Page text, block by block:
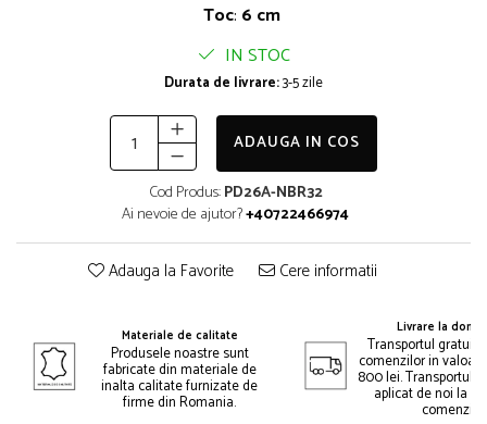
Toc: 6 cm
IN STOC
Durata de livrare:3-5 zile
ADAUGA IN COS
Cod Produs:PD26A-NBR32
Ai nevoie de ajutor?+40722466974
Adauga la Favorite Cere informatii
Materiale de calitate
Produsele noastre sunt
fabricate din materiale de
inalta calitate furnizate de
firme din Romania.
Livrare la
Transportul gratuit
comenzilor in
800 lei. Transportul
aplicat de noi la
comenzii.